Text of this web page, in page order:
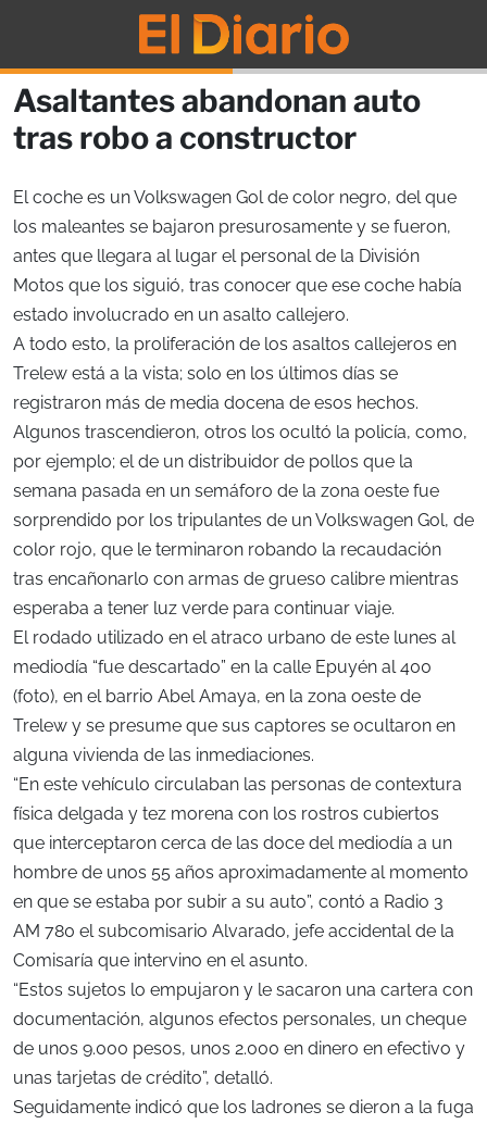
Asaltantes abandonan auto
tras robo a constructor
El coche es un Volkswagen Gol de color negro, del que
los maleantes se bajaron presurosamente y se fueron,
antes que llegara al lugar el personal de la División
Motos que los siguió, tras conocer que ese coche había
estado involucrado en un asalto callejero.
A todo esto, la proliferación de los asaltos callejeros en
Trelew está a la vista; solo en los últimos días se
registraron más de media docena de esos hechos.
Algunos trascendieron, otros los ocultó la policía, como,
por ejemplo; el de un distribuidor de pollos que la
semana pasada en un semáforo de la zona oeste fue
sorprendido por los tripulantes de un Volkswagen Gol, de
color rojo, que le terminaron robando la recaudación
tras encañonarlo con armas de grueso calibre mientras
esperaba a tener luz verde para continuar viaje.
El rodado utilizado en el atraco urbano de este lunes al
mediodía “fue descartado” en la calle Epuyén al 400
(foto), en el barrio Abel Amaya, en la zona oeste de
Trelew y se presume que sus captores se ocultaron en
alguna vivienda de las inmediaciones.
“En este vehículo circulaban las personas de contextura
física delgada y tez morena con los rostros cubiertos
que interceptaron cerca de las doce del mediodía a un
hombre de unos 55 años aproximadamente al momento
en que se estaba por subir a su auto”, contó a Radio 3
AM 780 el subcomisario Alvarado, jefe accidental de la
Comisaría que intervino en el asunto.
“Estos sujetos lo empujaron y le sacaron una cartera con
documentación, algunos efectos personales, un cheque
de unos 9.000 pesos, unos 2.000 en dinero en efectivo y
unas tarjetas de crédito”, detalló.
Seguidamente indicó que los ladrones se dieron a la fuga